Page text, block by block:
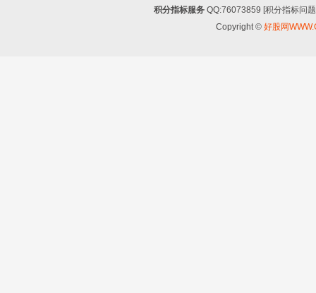
积分指标服务 QQ:76073859 [积分指标问
Copyright © 好股网